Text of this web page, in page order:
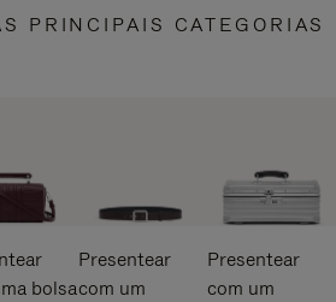
PRINCIPAIS CATEGORIAS
bolsa
Presentear
com um
Presentear
com um